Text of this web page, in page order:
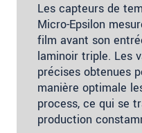
Les capteurs de
Micro-Epsilon
film avant son
laminoir triple. Les
précises obtenues
manière optimale
process, ce qui se
production